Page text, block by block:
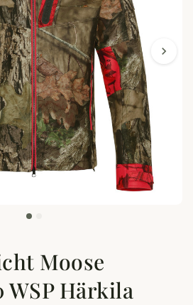
zoom_out_map
chevron_right
Moose
Härkila